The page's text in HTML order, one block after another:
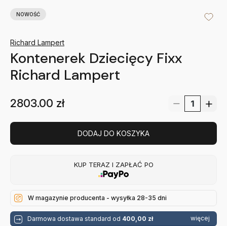
NOWOŚĆ
Richard Lampert
Kontenerek Dziecięcy Fixx
Richard Lampert
2803.00 zł
DODAJ DO KOSZYKA
KUP TERAZ I ZAPŁAĆ PO
W magazynie producenta - wysyłka 28-35 dni
Darmowa dostawa standard od 400,00 zł więcej